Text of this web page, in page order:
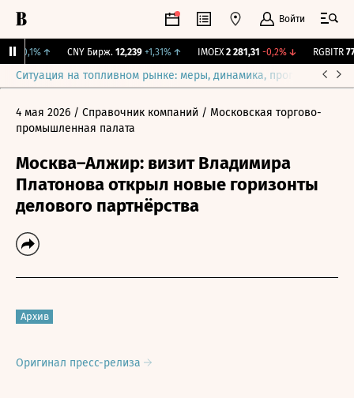
Войти
+0,1% ↑ CNY Бирж. 12,239 +1,31% ↑ IMOEX 2 281,31 -0,2%↓ RGBITR
Ситуация на топливном рынке: меры, динамика, прогнозы
4 мая 2026 / Справочник компаний / Московская торгово-
промышленная палата
Москва–Алжир: визит Владимира
Платонова открыл новые горизонты
делового партнёрства
Архив
Оригинал пресс-релиза